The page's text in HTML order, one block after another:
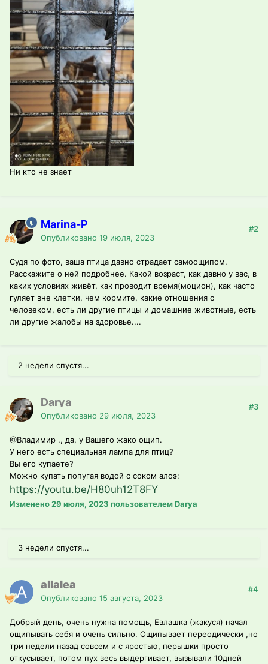
Ни кто не знает
Marina-P
Опубликовано 19 июля, 2023
#2
Судя по фото, ваша птица давно страдает самоощипом.
Расскажите о ней подробнее. Какой возраст, как давно у вас, в
каких условиях живёт, как проводит время(моцион), как часто
гуляет вне клетки, чем кормите, какие отношения с
человеком, есть ли другие птицы и домашние животные, есть
ли другие жалобы на здоровье....
2 недели спустя...
Darya
Опубликовано 29 июля, 2023
#3
@Владимир ., да, у Вашего жако ощип.
У него есть специальная лампа для птиц?
Вы его купаете?
Можно купать попугая водой с соком алоэ:
https://youtu.be/H80uh12T8FY
Изменено29 июля, 2023 пользователем Darya
3 недели спустя...
allalea
Опубликовано 15 августа, 2023
#4
Добрый день, очень нужна помощь, Евлашка (жакуся) начал
ощипывать себя и очень сильно. Ощипывает переодически ,но
три недели назад совсем и с яростью, перышки просто
откусывает, потом пух весь выдергивает, вызывали 10дней